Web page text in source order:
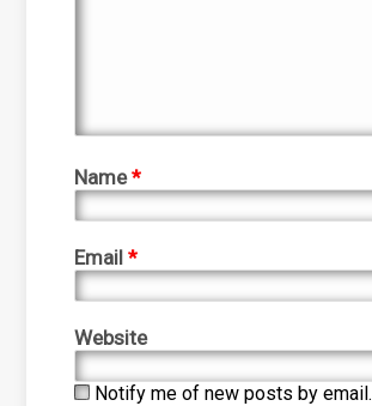
Name*
Email*
Website
Notify me of new posts by email.